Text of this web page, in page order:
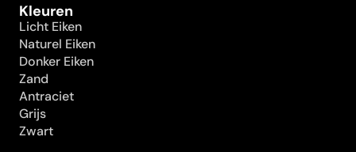
Kleuren
Licht Eiken
Naturel Eiken
Donker Eiken
Zand
Antraciet
Grijs
Zwart